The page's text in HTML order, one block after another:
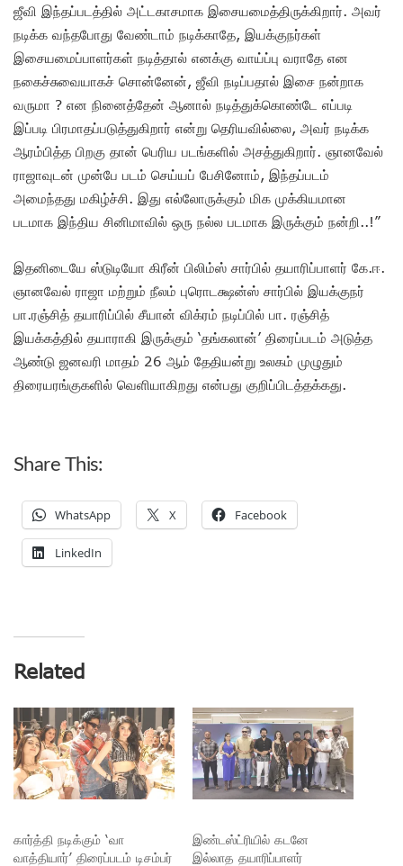
ஜீவி இந்தப்படத்தில் அட்டகாசமாக இசையமைத்திருக்கிறார். அவர்
நடிக்க வந்தபோது வேண்டாம் நடிக்காதே, இயக்குநர்கள்
இசையமைப்பாளர்கள் நடித்தால் எனக்கு வாய்ப்பு வராதே என
நகைச்சுவையாகச் சொன்னேன், ஜீவி நடிப்பதால் இசை நன்றாக
வருமா ? என நினைத்தேன் ஆனால் நடித்துக்கொண்டே எப்படி
இப்படி பிரமாதப்படுத்துகிறார் என்று தெரியவில்லை, அவர் நடிக்க
ஆரம்பித்த பிறகு தான் பெரிய படங்களில் அசத்துகிறார். ஞானவேல்
ராஜாவுடன் முன்பே படம் செய்யப் பேசினோம், இந்தப்படம்
அமைந்தது மகிழ்ச்சி. இது எல்லோருக்கும் மிக முக்கியமான
படமாக இந்திய சினிமாவில் ஒரு நல்ல படமாக இருக்கும் நன்றி..!”
இதனிடையே ஸ்டுடியோ கிரீன் பிலிம்ஸ் சார்பில் தயாரிப்பாளர் கே.ஈ.
ஞானவேல் ராஜா மற்றும் நீலம் புரொடக்ஷன்ஸ் சார்பில் இயக்குநர்
பா.ரஞ்சித் தயாரிப்பில் சீயான் விக்ரம் நடிப்பில் பா. ரஞ்சித்
இயக்கத்தில் தயாராகி இருக்கும் ‘தங்கலான்’ திரைப்படம் அடுத்த
ஆண்டு ஜனவரி மாதம் 26 ஆம் தேதியன்று உலகம் முழுதும்
திரையரங்குகளில் வெளியாகிறது என்பது குறிப்பிடத்தக்கது.
Share This:
WhatsApp X Facebook
LinkedIn
Related
கார்த்தி நடிக்கும் ‘வா
வாத்தியார்’ திரைப்படம் டிசம்பர்
இண்டஸ்ட்ரியில் கடனே
இல்லாத தயாரிப்பாளர்